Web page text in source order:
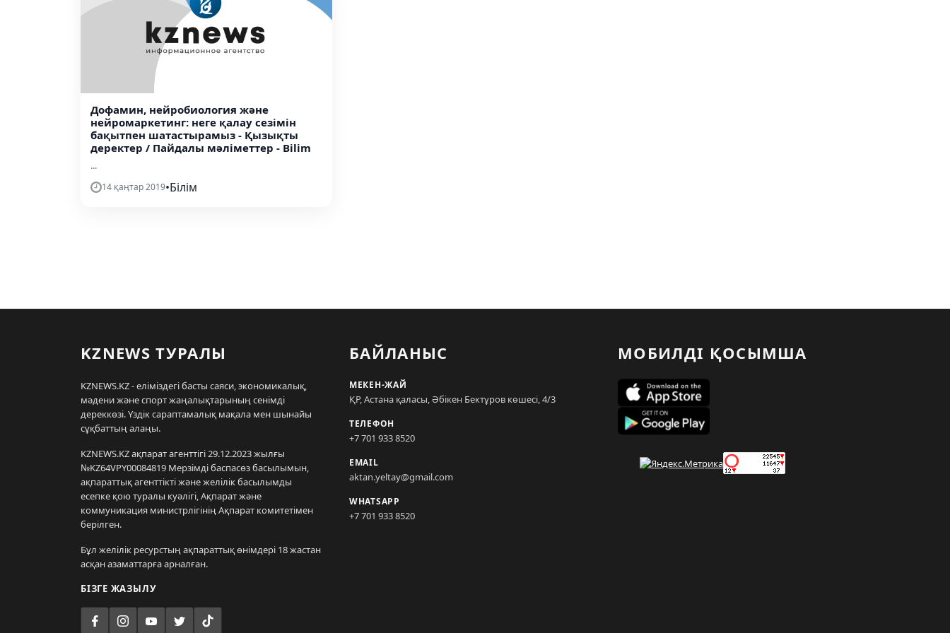
Дофамин, нейробиология және
нейромаркетинг: неге қалау сезімін
бақытпен шатастырамыз - Қызықты
деректер / Пайдалы мәліметтер - Bilim
...
14 қаңтар 2019•Білім
KZNEWS ТУРАЛЫ
KZNEWS.KZ - еліміздегі басты саяси, экономикалық,
мәдени және спорт жаңалықтарының сенімді
дереккөзі. Үздік сараптамалық мақала мен шынайы
сұқбаттың алаңы.
KZNEWS.KZ ақпарат агенттігі 29.12.2023 жылғы
№KZ64VPY00084819 Мерзімді баспасөз басылымын,
ақпараттық агенттікті және желілік басылымды
есепке қою туралы куәлігі, Ақпарат және
коммуникация министрлігінің Ақпарат комитетімен
берілген.
Бұл желілік ресурстың ақпараттық өнімдері 18 жастан
асқан азаматтарға арналған.
БІЗГЕ ЖАЗЫЛУ
БАЙЛАНЫС
МЕКЕН-ЖАЙ
ҚР, Астана қаласы, Әбікен Бектұров көшесі, 4/3
ТЕЛЕФОН
+7 701 933 8520
EMAIL
aktan.yeltay@gmail.com
WHATSAPP
+7 701 933 8520
МОБИЛДІ ҚОСЫМША